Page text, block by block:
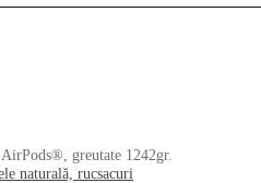
greutate 1242gr.